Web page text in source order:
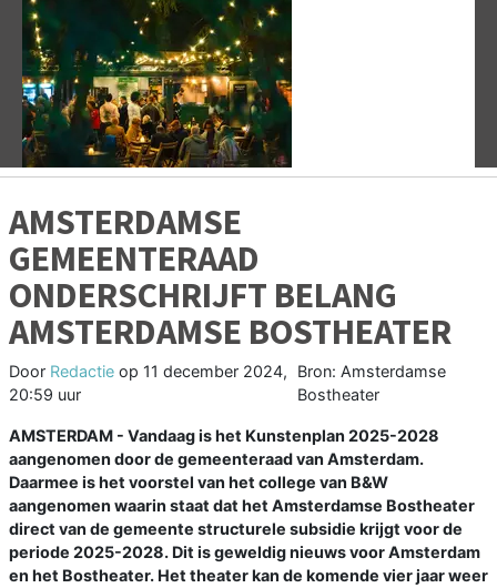
Vorige
AMSTERDAMSE
GEMEENTERAAD
ONDERSCHRIJFT BELANG
AMSTERDAMSE BOSTHEATER
Door Redactie op 11 december 2024,
20:59 uur
Bron: Amsterdamse
Bostheater
AMSTERDAM - Vandaag is het Kunstenplan 2025-2028
aangenomen door de gemeenteraad van Amsterdam.
Daarmee is het voorstel van het college van B&W
aangenomen waarin staat dat het Amsterdamse Bostheater
direct van de gemeente structurele subsidie krijgt voor de
periode 2025-2028. Dit is geweldig nieuws voor Amsterdam
en het Bostheater. Het theater kan de komende vier jaar weer